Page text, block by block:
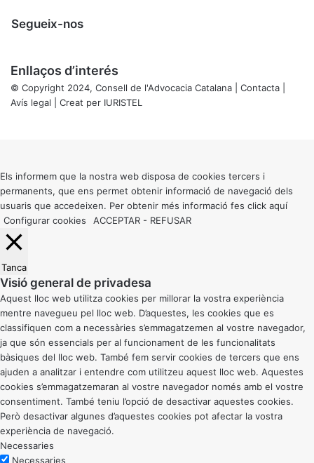
Segueix-nos
Enllaços d’interés
© Copyright 2024, Consell de l'Advocacia Catalana | Contacta
Avís legal | Creat per IURISTEL
button
Els informem que la nostra web disposa de cookies tercers i
permanents, que ens permet obtenir informació de navegació dels
usuaris que accedeixen. Per obtenir més informació fes click aquí
Configurar cookies
ACCEPTAR - REFUSAR
Tanca
Visió general de privadesa
Aquest lloc web utilitza cookies per millorar la vostra experiència
mentre navegueu pel lloc web. D’aquestes, les cookies que es
classifiquen com a necessàries s’emmagatzemen al vostre navegador,
ja que són essencials per al funcionament de les funcionalitats
bàsiques del lloc web. També fem servir cookies de tercers que ens
ajuden a analitzar i entendre com utilitzeu aquest lloc web. Aquestes
cookies s’emmagatzemaran al vostre navegador només amb el vostre
consentiment. També teniu l’opció de desactivar aquestes cookies.
Però desactivar algunes d’aquestes cookies pot afectar la vostra
experiència de navegació.
Necessaries
Necessaries